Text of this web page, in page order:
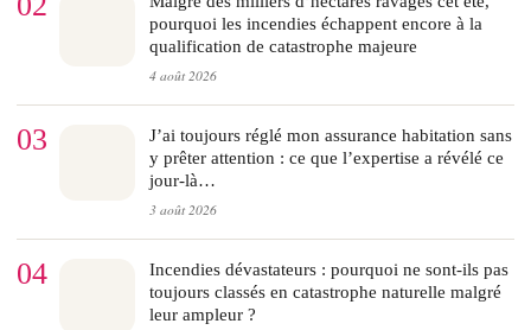
pourquoi les incendies échappent encore à la
qualification de catastrophe majeure
4 août 2026
03
J’ai toujours réglé mon assurance habitation sans
y prêter attention : ce que l’expertise a révélé ce
jour-là…
3 août 2026
04
Incendies dévastateurs : pourquoi ne sont-ils pas
toujours classés en catastrophe naturelle malgré
leur ampleur ?